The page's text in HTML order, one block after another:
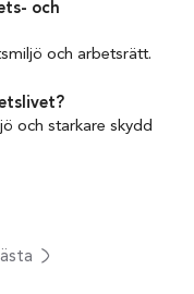
och
och arbetsrätt.
och starkare skydd